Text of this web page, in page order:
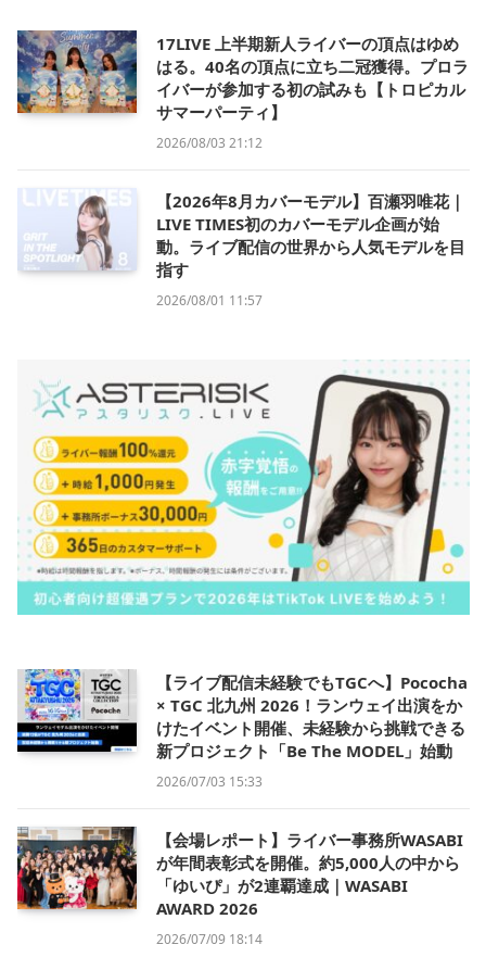
17LIVE 上半期新人ライバーの頂点はゆめ
はる。40名の頂点に立ち二冠獲得。プロラ
イバーが参加する初の試みも【トロピカル
サマーパーティ】
2026/08/03 21:12
【2026年8月カバーモデル】百瀬羽唯花｜
LIVE TIMES初のカバーモデル企画が始
動。ライブ配信の世界から人気モデルを目
指す
2026/08/01 11:57
【ライブ配信未経験でもTGCへ】Pococha
× TGC 北九州 2026！ランウェイ出演をか
けたイベント開催、未経験から挑戦できる
新プロジェクト「Be The MODEL」始動
2026/07/03 15:33
【会場レポート】ライバー事務所WASABI
が年間表彰式を開催。約5,000人の中から
「ゆいぴ」が2連覇達成｜WASABI
AWARD 2026
2026/07/09 18:14